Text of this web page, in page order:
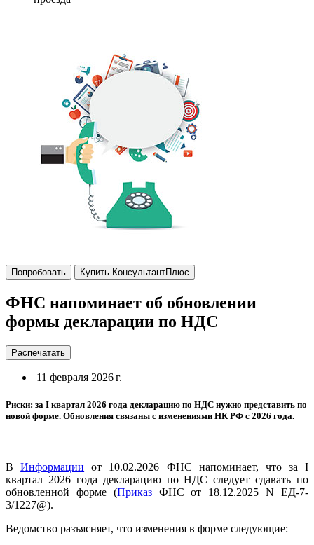
Попробовать Купить КонсультантПлюс
ФНС напоминает об обновлении
формы декларации по НДС
Распечатать
11 февраля 2026 г.
Риски: за I квартал 2026 года декларацию по НДС нужно представить по
новой форме. Обновления связаны с изменениями НК РФ с 2026 года.
ВИнформации от 10.02.2026 ФНС напоминает, что за I
квартал 2026 года декларацию по НДС следует сдавать по
обновленной форме (ПриказФНС от 18.12.2025 N ЕД-7-
3/1227@).
Ведомство разъясняет, что изменения в форме следующие: